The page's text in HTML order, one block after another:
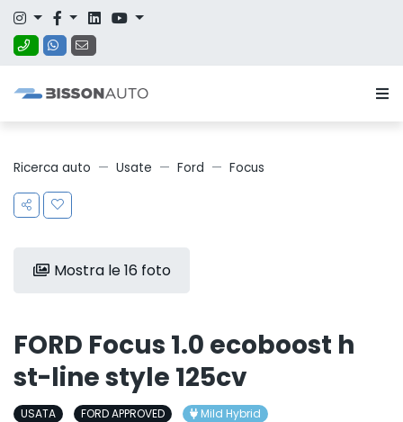
Ricerca auto Usate Ford Focus
Mostra le 16 foto
FORD Focus 1.0 ecoboost h
st-line style 125cv
USATA FORD APPROVED Mild Hybrid